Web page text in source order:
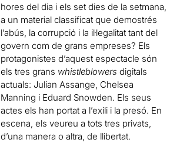
hores del dia i els set dies de la setmana,
a un material classificat que demostrés
l’abús, la corrupció i la il·legalitat tant del
govern com de grans empreses? Els
protagonistes d’aquest espectacle són
els tres grans whistleblowers digitals
actuals: Julian Assange, Chelsea
Manning i Eduard Snowden. Els seus
actes els han portat a l’exili i la presó. En
escena, els veureu a tots tres privats,
d’una manera o altra, de llibertat.